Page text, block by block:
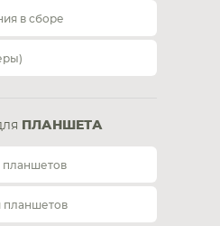
в сборе
ПЛАНШЕТА
планшетов
планшетов